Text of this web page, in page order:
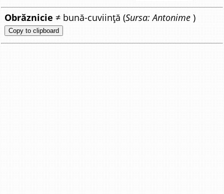
Obrăznicie ≠ bună-cuviință (Sursa: Antonime )
Copy to clipboard